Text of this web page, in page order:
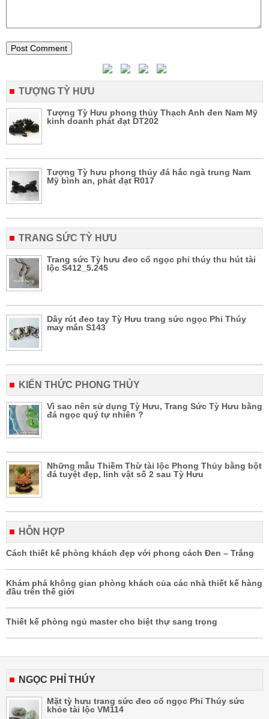
TƯỢNG TỲ HƯU
Tượng Tỳ Hưu phong thủy Thạch Anh đen Nam Mỹ
kinh doanh phát đạt DT202
Tượng Tỳ hưu phong thủy đá hắc ngà trung Nam
Mỹ bình an, phát đạt R017
TRANG SỨC TỲ HƯU
Trang sức Tỳ hưu đeo cổ ngọc phỉ thúy thu hút tài
lộc S412_5.245
Dây rút đeo tay Tỳ Hưu trang sức ngọc Phỉ Thúy
may mắn S143
KIẾN THỨC PHONG THỦY
Vì sao nên sử dụng Tỳ Hưu, Trang Sức Tỳ Hưu bằng
đá ngọc quý tự nhiên ?
Những mẫu Thiềm Thừ tài lộc Phong Thủy bằng bột
đá tuyệt đẹp, linh vật số 2 sau Tỳ Hưu
HỖN HỢP
Cách thiết kế phòng khách đẹp với phong cách Đen – Trắng
Khám phá không gian phòng khách của các nhà thiết kế hàng
đầu trên thế giới
Thiết kế phòng ngủ master cho biệt thự sang trọng
NGỌC PHỈ THÚY
Mặt tỳ hưu trang sức đeo cổ ngọc Phỉ Thúy sức
khỏe tài lộc VM114